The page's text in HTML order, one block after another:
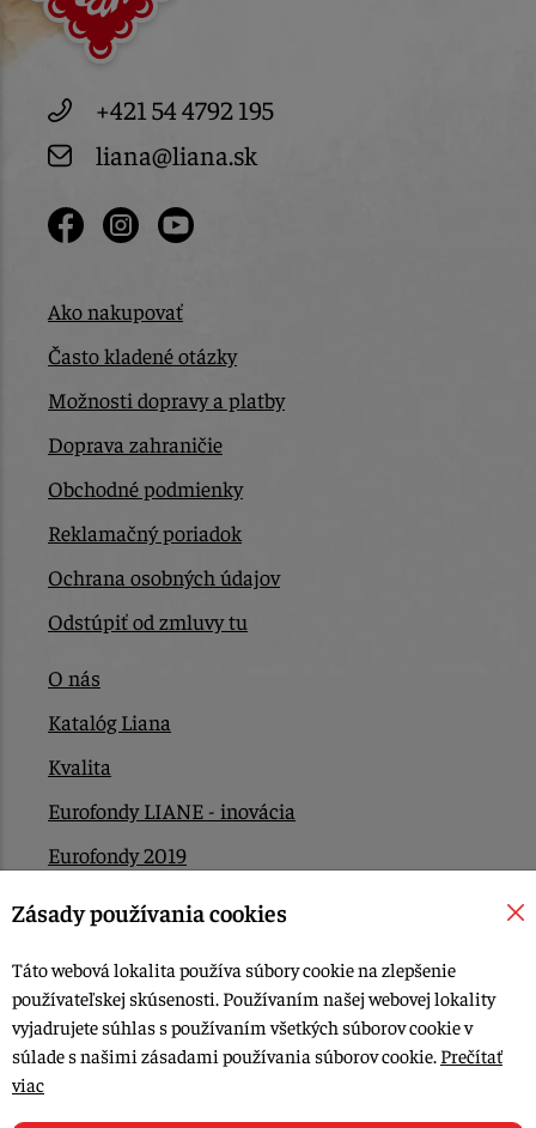
+421 54 4792 195
liana@liana.sk
Ako nakupovať
Často kladené otázky
Možnosti dopravy a platby
Doprava zahraničie
Obchodné podmienky
Reklamačný poriadok
Ochrana osobných údajov
Odstúpiť od zmluvy tu
O nás
Katalóg Liana
Kvalita
Eurofondy LIANE - inovácia
Eurofondy 2019
Eurofondy 2022/2023
Kontakt
© 2015-2026, LIANA GOLIAŠ s.r.o. všetky práva vyhradené.
Upraviť nastavenia Cookies
Zásady používania cookies
Táto webová lokalita používa súbory cookie na zlepšenie
používateľskej skúsenosti. Používaním našej webovej lokality
vyjadrujete súhlas s používaním všetkých súborov cookie v
súlade s našimi zásadami používania súborov cookie. Prečítať
viac